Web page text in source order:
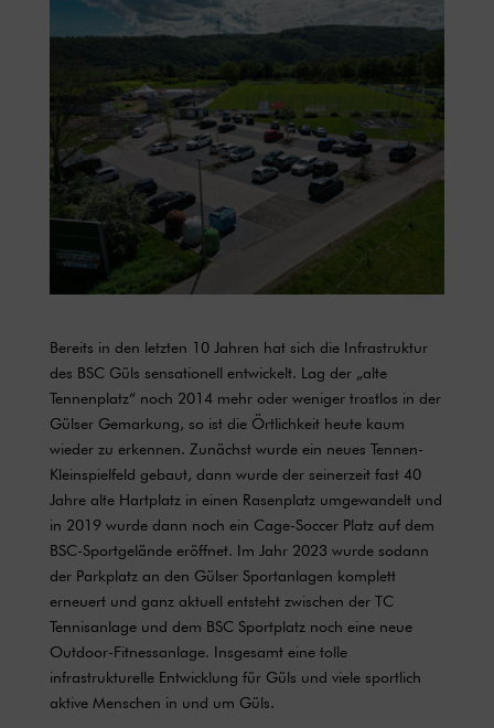
Bereits in den letzten 10 Jahren hat sich die Infrastruktur
des BSC Güls sensationell entwickelt. Lag der „alte
Tennenplatz“ noch 2014 mehr oder weniger trostlos in der
Gülser Gemarkung, so ist die Örtlichkeit heute kaum
wieder zu erkennen. Zunächst wurde ein neues Tennen-
Kleinspielfeld gebaut, dann wurde der seinerzeit fast 40
Jahre alte Hartplatz in einen Rasenplatz umgewandelt und
in 2019 wurde dann noch ein Cage-Soccer Platz auf dem
BSC-Sportgelände eröffnet. Im Jahr 2023 wurde sodann
der Parkplatz an den Gülser Sportanlagen komplett
erneuert und ganz aktuell entsteht zwischen der TC
Tennisanlage und dem BSC Sportplatz noch eine neue
Outdoor-Fitnessanlage. Insgesamt eine tolle
infrastrukturelle Entwicklung für Güls und viele sportlich
aktive Menschen in und um Güls.